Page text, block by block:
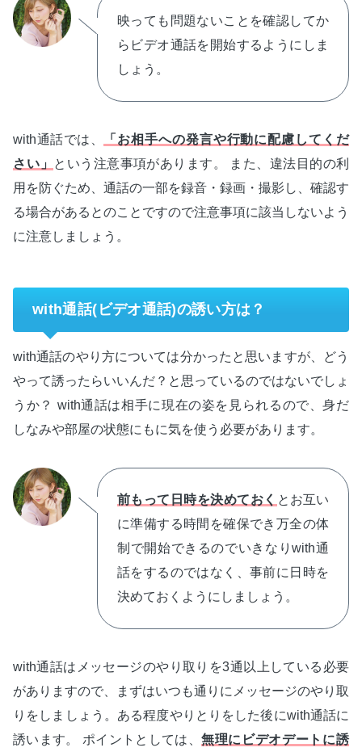
映っても問題ないことを確認してか
らビデオ通話を開始するようにしま
しょう。
with通話では、
「お相手への発言や行動に配慮してくだ
さい」
という注意事項があります。 また、違法目的の利
用を防ぐため、通話の一部を録音・録画・撮影し、確認す
る場合があるとのことですので注意事項に該当しないよう
に注意しましょう。
with通話(ビデオ通話)の誘い方は？
with通話のやり方については分かったと思いますが、どう
やって誘ったらいいんだ？と思っているのではないでしょ
うか？ with通話は相手に現在の姿を見られるので、身だ
しなみや部屋の状態にもに気を使う必要があります。
前もって日時を決めておく とお互い
に準備する時間を確保でき万全の体
制で開始できるのでいきなりwith通
話をするのではなく、事前に日時を
決めておくようにしましょう。
with通話はメッセージのやり取りを3通以上している必要
がありますので、まずはいつも通りにメッセージのやり取
りをしましょう。ある程度やりとりをした後にwith通話に
誘います。 ポイントとしては、無理にビデオデートに誘